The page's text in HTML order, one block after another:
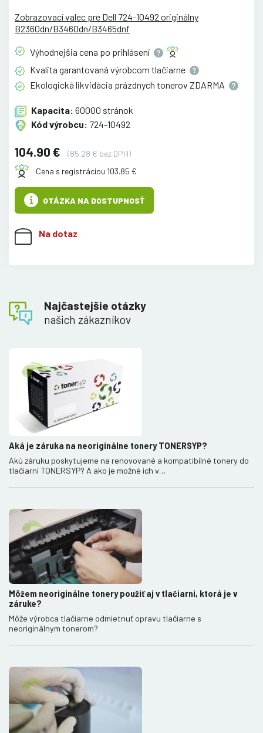
Zobrazovací valec pre Dell 724-10492 originálny
B2360dn/B3460dn/B3465dnf
Výhodnejšia cena po prihlásení
Kvalita garantovaná výrobcom tlačiarne
Ekologická likvidácia prázdnych tonerov ZDARMA
Kapacita: 60000 stránok
Kód výrobcu: 724-10492
104.90 €
(85.28 € bez DPH)
Cena s registráciou 103.85 €
OTÁZKA NA DOSTUPNOSŤ
Na dotaz
Najčastejšie otázky
našich zákazníkov
Aká je záruka na neoriginálne tonery TONERSYP?
Akú záruku poskytujeme na renovované a kompatibilné tonery do
tlačiarní TONERSYP? A ako je možné ich v…
Môžem neoriginálne tonery použiť aj v tlačiarni, ktorá je v
záruke?
Môže výrobca tlačiarne odmietnuť opravu tlačiarne s
neoriginálnym tonerom?